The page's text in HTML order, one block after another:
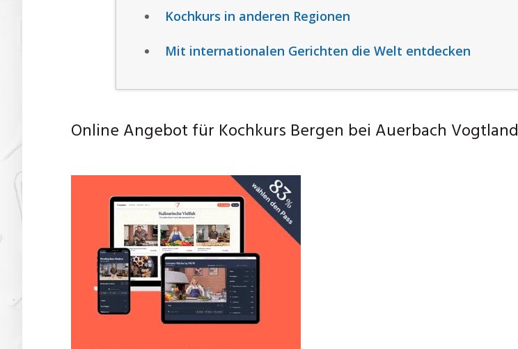
Kochkurs in anderen Regionen
Mit internationalen Gerichten die Welt entdecken
Online Angebot für Kochkurs Bergen bei Auerbach Vogtland